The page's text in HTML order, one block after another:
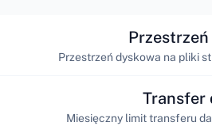
Przestrzeń dyskowa na pliki
Transfer
Miesięczny limit transferu